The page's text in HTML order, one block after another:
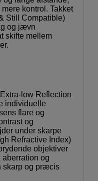
kontrol. Takket
Still Compatible)
og jævn
skifte mellem
low Reflection
individuelle
flare og
og
under skarpe
Refractive Index)
objektiver
og
skarp og præcis